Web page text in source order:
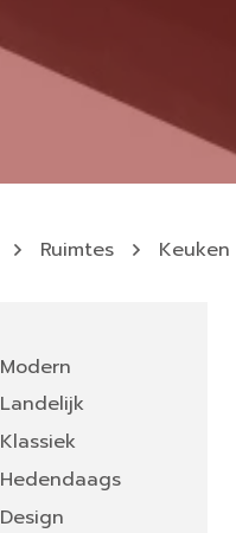
Ruimtes
Modern
Landelijk
Klassiek
Hedendaags
Design